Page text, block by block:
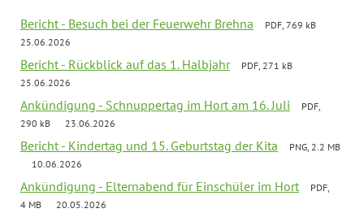
Bericht - Besuch bei der Feuerwehr Brehna
PDF, 769 kB
25.06.2026
Bericht - Rückblick auf das 1. Halbjahr
PDF, 271 kB
25.06.2026
Ankündigung - Schnuppertag im Hort am 16. Juli
PDF,
290 kB
23.06.2026
Bericht - Kindertag und 15. Geburtstag der Kita
PNG, 2.2 MB
10.06.2026
Ankündigung - Elternabend für Einschüler im Hort
PDF,
4 MB
20.05.2026